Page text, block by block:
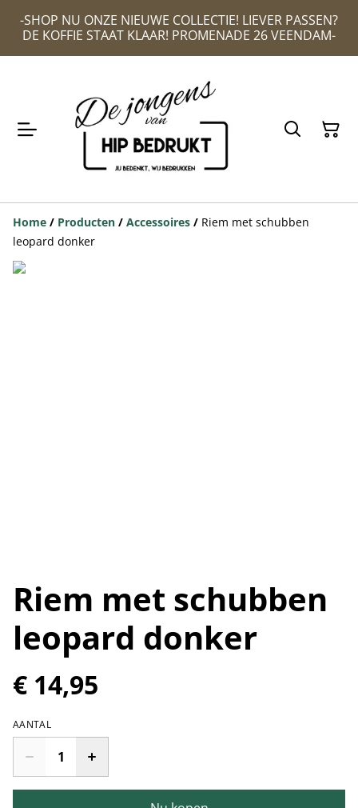
-SHOP NU ONZE NIEUWE COLLECTIE! LIEVER PASSEN?
DE KOFFIE STAAT KLAAR! PROMENADE 26 VEENDAM-
Home / Producten / Accessoires / Riem met schubben
leopard donker
Riem met schubben
leopard donker
€ 14,95
AANTAL